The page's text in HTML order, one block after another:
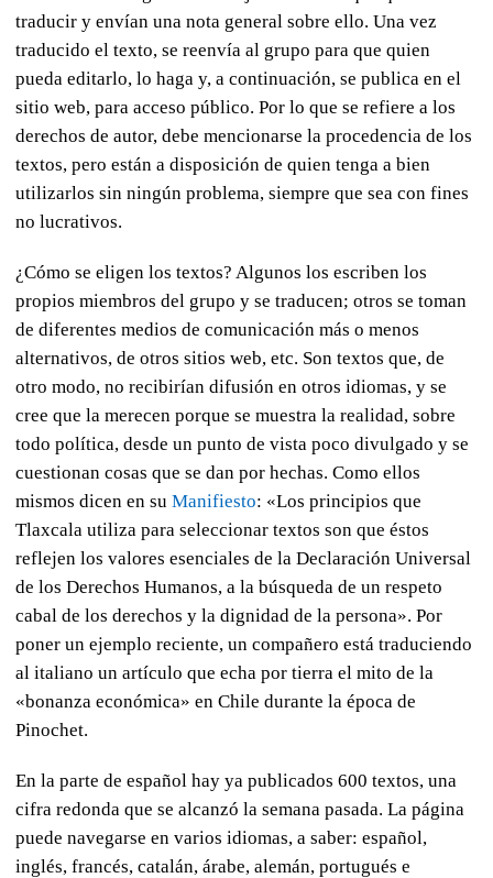
traducir y envían una nota general sobre ello. Una vez
traducido el texto, se reenvía al grupo para que quien
pueda editarlo, lo haga y, a continuación, se publica en el
sitio web, para acceso público. Por lo que se refiere a los
derechos de autor, debe mencionarse la procedencia de los
textos, pero están a disposición de quien tenga a bien
utilizarlos sin ningún problema, siempre que sea con fines
no lucrativos.
¿Cómo se eligen los textos? Algunos los escriben los
propios miembros del grupo y se traducen; otros se toman
de diferentes medios de comunicación más o menos
alternativos, de otros sitios web, etc. Son textos que, de
otro modo, no recibirían difusión en otros idiomas, y se
cree que la merecen porque se muestra la realidad, sobre
todo política, desde un punto de vista poco divulgado y se
cuestionan cosas que se dan por hechas. Como ellos
mismos dicen en su Manifiesto: «Los principios que
Tlaxcala utiliza para seleccionar textos son que éstos
reflejen los valores esenciales de la Declaración Universal
de los Derechos Humanos, a la búsqueda de un respeto
cabal de los derechos y la dignidad de la persona». Por
poner un ejemplo reciente, un compañero está traduciendo
al italiano un artículo que echa por tierra el mito de la
«bonanza económica» en Chile durante la época de
Pinochet.
En la parte de español hay ya publicados 600 textos, una
cifra redonda que se alcanzó la semana pasada. La página
puede navegarse en varios idiomas, a saber: español,
inglés, francés, catalán, árabe, alemán, portugués e